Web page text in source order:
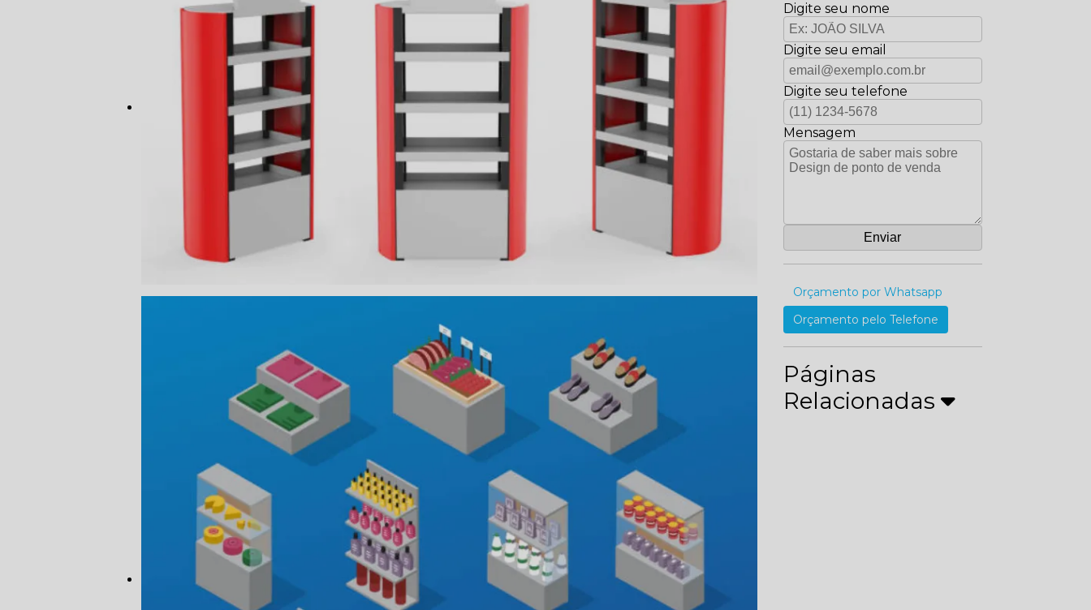
Digite seu nome
Digite seu email
Digite seu telefone
Mensagem
Orçamento por Whatsapp
Orçamento pelo Telefone
Páginas
Relacionadas